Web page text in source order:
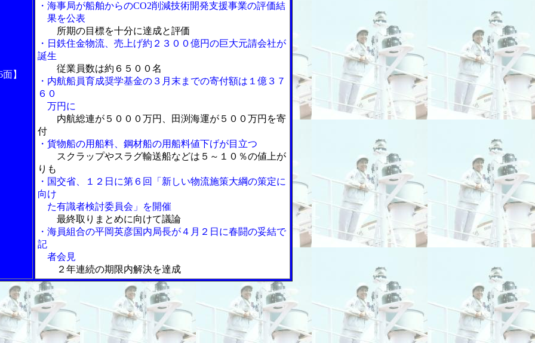
】
・海事局が船舶からのCO2削減技術開発支援事業の評価結
果を公表
所期の目標を十分に達成と評価
・日鉄住金物流、売上げ約２３００億円の巨大元請会社が
誕生
従業員数は約６５００名
・内航船員育成奨学基金の３月末までの寄付額は１億３７
６０
万円に
内航総連が５０００万円、田渕海運が５００万円を寄
付
・貨物船の用船料、鋼材船の用船料値下げが目立つ
スクラップやスラグ輸送船などは５～１０％の値上が
りも
・国交省、１２日に第６回「新しい物流施策大綱の策定に
向け
た有識者検討委員会」を開催
最終取りまとめに向けて議論
・海員組合の平岡英彦国内局長が４月２日に春闘の妥結で
記
者会見
２年連続の期限内解決を達成